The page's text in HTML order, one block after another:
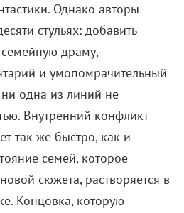
Однако авторы
стульях: добавить
семейную драму,
и умопомрачительный
ни одна из линий не
Внутренний конфликт
так же быстро, как и
семей, которое
сюжета, растворяется в
Концовка, которую